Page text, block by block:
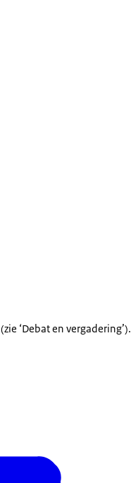
(zie ‘Debat en vergadering’).